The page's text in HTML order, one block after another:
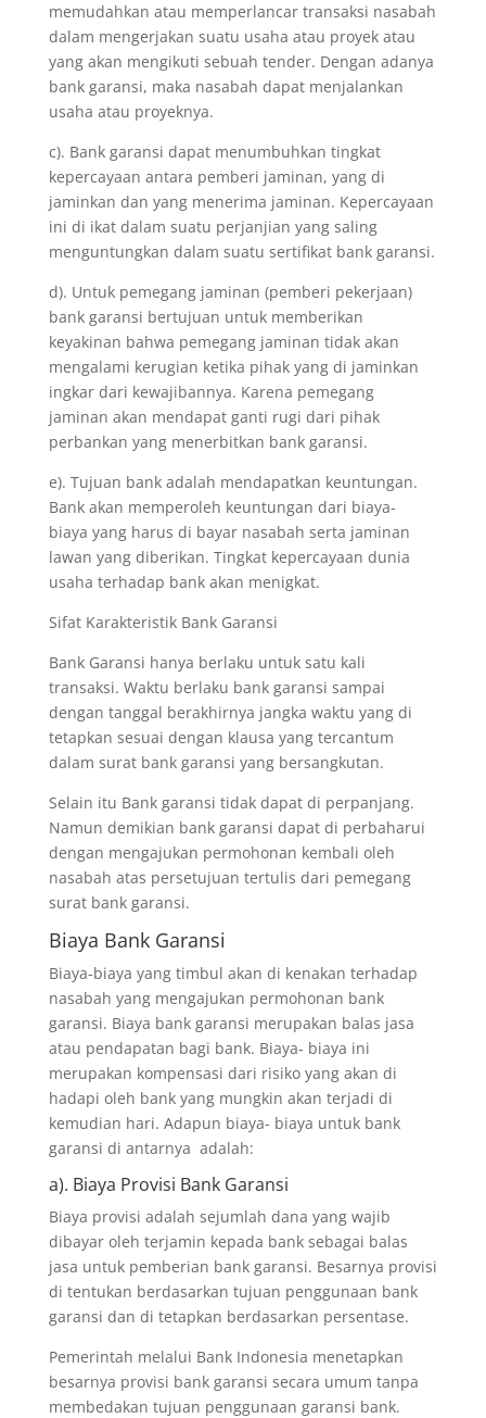
memudahkan atau memperlancar transaksi nasabah
dalam mengerjakan suatu usaha atau proyek atau
yang akan mengikuti sebuah tender. Dengan adanya
bank garansi, maka nasabah dapat menjalankan
usaha atau proyeknya.
c). Bank garansi dapat menumbuhkan tingkat
kepercayaan antara pemberi jaminan, yang di
jaminkan dan yang menerima jaminan. Kepercayaan
ini di ikat dalam suatu perjanjian yang saling
menguntungkan dalam suatu sertifikat bank garansi.
d). Untuk pemegang jaminan (pemberi pekerjaan)
bank garansi bertujuan untuk memberikan
keyakinan bahwa pemegang jaminan tidak akan
mengalami kerugian ketika pihak yang di jaminkan
ingkar dari kewajibannya. Karena pemegang
jaminan akan mendapat ganti rugi dari pihak
perbankan yang menerbitkan bank garansi.
e). Tujuan bank adalah mendapatkan keuntungan.
Bank akan memperoleh keuntungan dari biaya-
biaya yang harus di bayar nasabah serta jaminan
lawan yang diberikan. Tingkat kepercayaan dunia
usaha terhadap bank akan menigkat.
Sifat Karakteristik Bank Garansi
Bank Garansi hanya berlaku untuk satu kali
transaksi. Waktu berlaku bank garansi sampai
dengan tanggal berakhirnya jangka waktu yang di
tetapkan sesuai dengan klausa yang tercantum
dalam surat bank garansi yang bersangkutan.
Selain itu Bank garansi tidak dapat di perpanjang.
Namun demikian bank garansi dapat di perbaharui
dengan mengajukan permohonan kembali oleh
nasabah atas persetujuan tertulis dari pemegang
surat bank garansi.
Biaya Bank Garansi
Biaya-biaya yang timbul akan di kenakan terhadap
nasabah yang mengajukan permohonan bank
garansi. Biaya bank garansi merupakan balas jasa
atau pendapatan bagi bank. Biaya- biaya ini
merupakan kompensasi dari risiko yang akan di
hadapi oleh bank yang mungkin akan terjadi di
kemudian hari. Adapun biaya- biaya untuk bank
garansi di antarnya adalah:
a). Biaya Provisi Bank Garansi
Biaya provisi adalah sejumlah dana yang wajib
dibayar oleh terjamin kepada bank sebagai balas
jasa untuk pemberian bank garansi. Besarnya provisi
di tentukan berdasarkan tujuan penggunaan bank
garansi dan di tetapkan berdasarkan persentase.
Pemerintah melalui Bank Indonesia menetapkan
besarnya provisi bank garansi secara umum tanpa
membedakan tujuan penggunaan garansi bank.